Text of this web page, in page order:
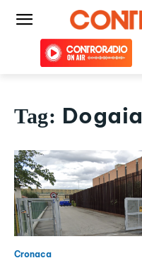
Tag: Dogaia
Cronaca